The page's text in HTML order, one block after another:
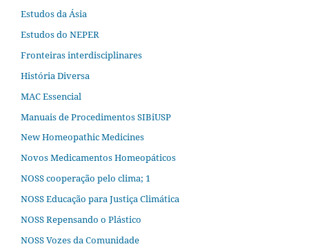
Estudos da Ásia​
Estudos do NEPER
Fronteiras interdisciplinares
História Diversa
MAC Essencial
Manuais de Procedimentos SIBiUSP
New Homeopathic Medicines
Novos Medicamentos Homeopáticos
NOSS cooperação pelo clima; 1
NOSS Educação para Justiça Climática
NOSS Repensando o Plástico
NOSS Vozes da Comunidade